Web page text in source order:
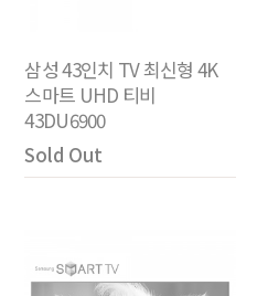
삼성 43인치 TV 최신형 4K
스마트 UHD 티비
43DU6900
Sold Out